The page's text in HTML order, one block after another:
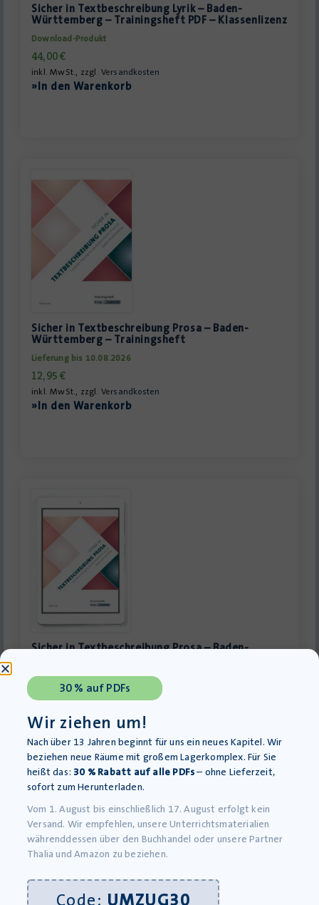
Sicher in Textbeschreibung Lyrik – Baden-
Württemberg – Trainingsheft PDF – Klassenlizenz
Download-Produkt
44,00€
inkl. MwSt., zzgl. Versandkosten
»In den Warenkorb
Sicher in Textbeschreibung Prosa – Baden-
Württemberg – Trainingsheft
Lieferung bis 10.08.2026
12,95€
inkl. MwSt., zzgl. Versandkosten
»In den Warenkorb
Sicher in Textbeschreibung Prosa – Baden-
Download-Produkt
12,95€
»In den Warenkorb
30 % auf PDFs
Wir ziehen um!
Nach über 13 Jahren beginnt für uns ein neues Kapitel. Wir
beziehen neue Räume mit großem Lagerkomplex. Für Sie
heißt das: 30 % Rabatt auf alle PDFs– ohne Lieferzeit,
sofort zum Herunterladen.
Vom 1. August bis einschließlich 17. August erfolgt kein
Versand. Wir empfehlen, unsere Unterrichtsmaterialien
währenddessen über den Buchhandel oder unsere Partner
Thalia und Amazon zu beziehen.
Code: UMZUG30